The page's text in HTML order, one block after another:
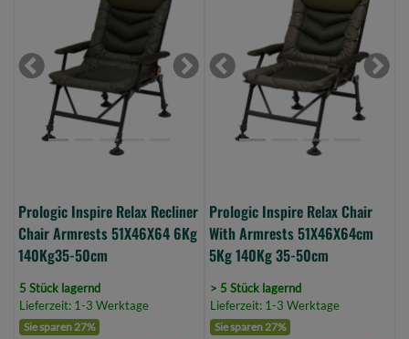
Recliner
Chair
Armrests
51X46X64
6Kg
(Bild
0)
Previous Next
Prologic Inspire Relax Recliner
Chair Armrests 51X46X64 6Kg
140Kg35-50cm
5 Stück lagernd
Lieferzeit: 1-3 Werktage
Sie sparen 27%
Chair
With
Armrests
51X46X64cm
50cm
(Bild
0)
Previous Next
Prologic Inspire Relax Chair
With Armrests 51X46X64cm
5Kg 140Kg 35-50cm
> 5 Stück lagernd
Lieferzeit: 1-3 Werktage
Sie sparen 27%